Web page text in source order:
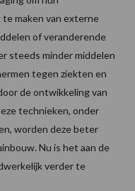
maken van externe
of veranderende
steeds minder middelen
tegen ziekten en
de ontwikkeling van
technieken, onder
worden deze beter
Nu is het aan de
verder te